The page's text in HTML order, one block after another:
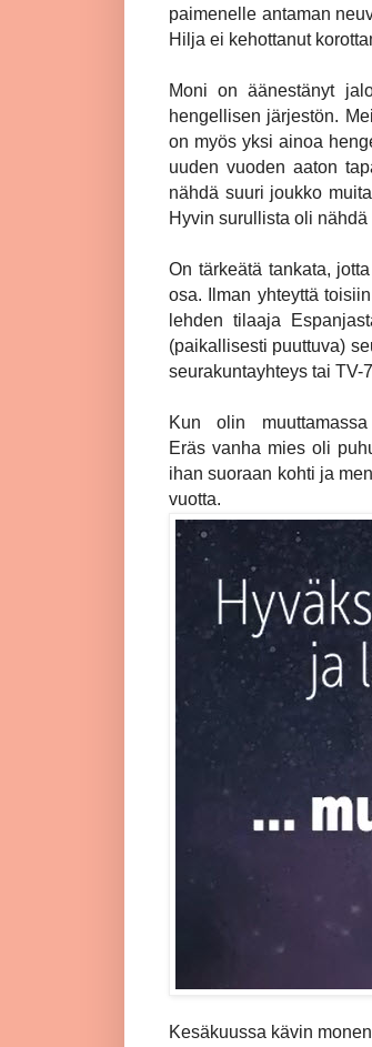
paimenelle antaman
Hilja ei kehottanut
Moni on äänestänyt
hengellisen järjestön.
on myös yksi ainoa
uuden vuoden aaton
nähdä suuri joukko
Hyvin surullista oli
On tärkeätä tankata,
osa. Ilman yhteyttä
lehden tilaaja
(paikallisesti puuttuva)
seurakuntayhteys tai TV-
Kun olin
Eräs vanha mies oli
ihan suoraan kohti ja
vuotta.
Kesäkuussa kävin